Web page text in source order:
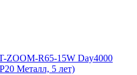
ZOOM-R65-15W Day4000
Металл, 5 лет)